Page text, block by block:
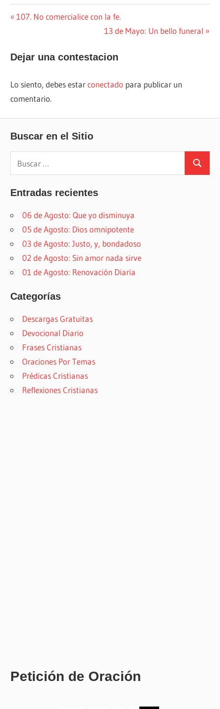
Navegación
entradas
Entrada
107. No comercialice con la fe.
Siguiente
13 de Mayo: Un bello funeral
Dejar una contestacion
Lo siento, debes estarconectado para publicar un
comentario.
Buscar en el Sitio
Buscar
Entradas recientes
06 de Agosto: Que yo disminuya
05 de Agosto: Dios omnipotente
03 de Agosto: Justo, y, bondadoso
02 de Agosto: Sin amor nada sirve
01 de Agosto: Renovación Diaria
Categorías
Descargas Gratuitas
Devocional Diario
Frases Cristianas
Oraciones Por Temas
Prédicas Cristianas
Reflexiones Cristianas
Petición de Oración